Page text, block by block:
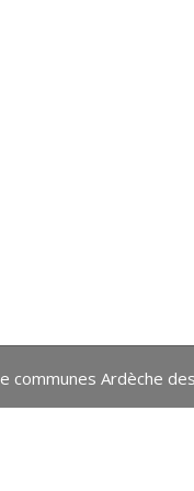
communes Ardèche